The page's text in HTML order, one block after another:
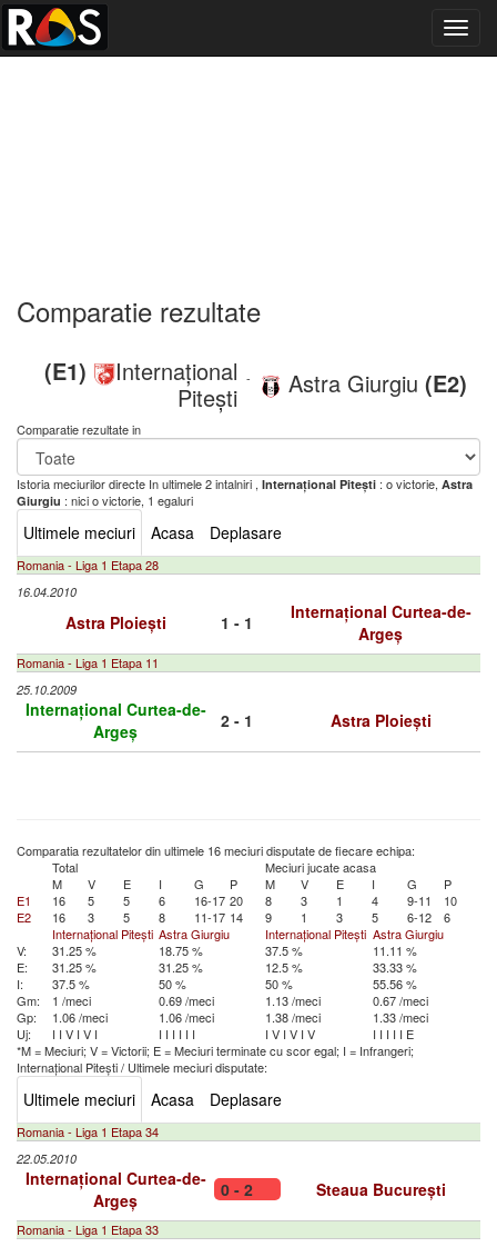
Comparatie rezultate
(E1)
Internațional
Pitești
- Astra Giurgiu (E2)
Comparatie rezultate in
Istoria meciurilor directe In ultimele 2 intalniri , Internațional Pitești : o victorie, Astra
Giurgiu : nici o victorie, 1 egaluri
Ultimele meciuri Acasa Deplasare
Romania - Liga 1 Etapa 28
16.04.2010
Astra Ploiești 1 - 1
Internațional Curtea-de-
Argeș
Romania - Liga 1 Etapa 11
25.10.2009
Internațional Curtea-de-
Argeș
2 - 1 Astra Ploiești
Comparatia rezultatelor din ultimele 16 meciuri disputate de fiecare echipa:
Total
Meciuri jucate acasa
M
V E I G P M V E I G
P
E1
16 5 5 6 16-17 20 8 3 1 4 9-11
10
E2
16 3 5 8 11-17 14 9 1 3 5 6-12
6
Internațional Pitești Astra Giurgiu Internațional Pitești Astra Giurgiu
V:
31.25 % 18.75 % 37.5 %
11.11 %
E:
31.25 % 31.25 % 12.5 %
33.33 %
I:
37.5 % 50 % 50 %
55.56 %
Gm:
1 /meci 0.69 /meci 1.13 /meci
0.67 /meci
Gp:
1.06 /meci 1.06 /meci 1.38 /meci
1.33 /meci
Uj:
I I V I V I I I I I I I I V I V I V I I I I I E
*M = Meciuri; V = Victorii; E = Meciuri terminate cu scor egal; I = Infrangeri;
Internațional Pitești/ Ultimele meciuri disputate:
Ultimele meciuri Acasa Deplasare
Romania - Liga 1 Etapa 34
22.05.2010
Internațional Curtea-de-
Argeș
0 - 2 Steaua București
Romania - Liga 1 Etapa 33